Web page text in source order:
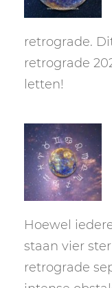
retrograde.
retrograde
letten!
Hoewel
staan vier
retrograde